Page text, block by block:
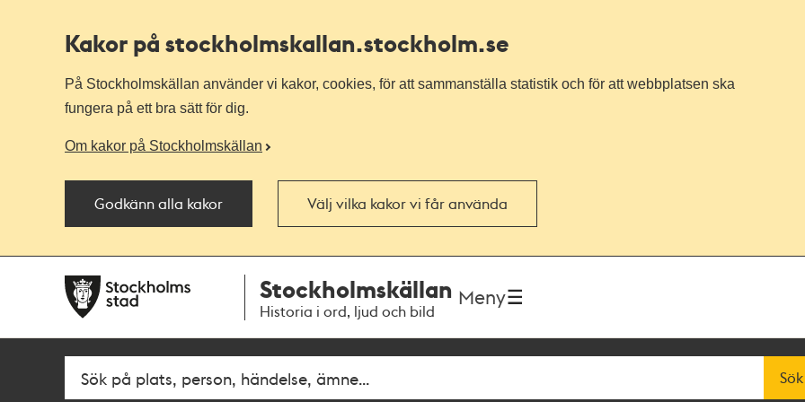
Kakor på stockholmskallan.stockholm.se
På Stockholmskällan använder vi kakor, cookies, för att sammanställa statistik och för att webbplatsen ska
fungera på ett bra sätt för dig.
Om kakor på Stockholmskällan
Godkänn alla kakor Välj vilka kakor vi får använda
navigationen
huvudinnehållet
Stockholmskällan
Historia i ord, ljud och bild
Meny
Fritextsök Sök